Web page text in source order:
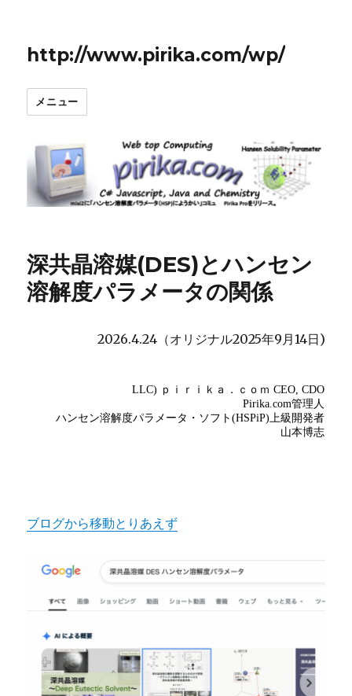
http://www.pirika.com/wp/
メニュー
深共晶溶媒(DES)とハンセン
溶解度パラメータの関係
2026.4.24（オリジナル2025年9月14日)
ブログから移動とりあえず